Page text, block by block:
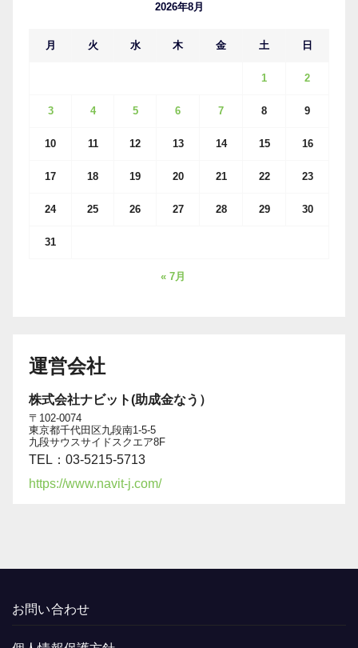
2026年8月
月 火 水 木 金 土 日
1 2
3 4 5 6 7 8 9
10 11 12 13 14 15 16
17 18 19 20 21 22 23
24 25 26 27 28 29 30
31
« 7月
運営会社
株式会社ナビット(助成金なう）
〒102-0074
東京都千代田区九段南1-5-5
九段サウスサイドスクエア8F
TEL：03-5215-5713
https://www.navit-j.com/
お問い合わせ